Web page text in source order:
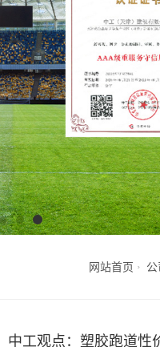
网站首页
中工观点：塑胶跑道性